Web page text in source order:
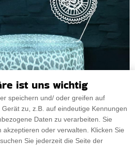
Lampe Motorrad
Lampe Motorrad eine Mischung
ist uns wichtig
speichern und/ oder greifen auf
zu, z.B. auf eindeutige Kennungen
Daten zu verarbeiten. Sie
akzeptieren oder verwalten. Klicken Sie
Sie jederzeit die Seite der